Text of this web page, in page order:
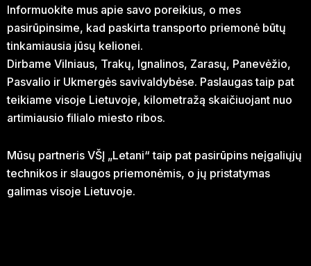
Informuokite mus apie savo poreikius, o mes
pasirūpinsime, kad paskirta transporto priemonė būtų
tinkamiausia jūsų kelionei.
Dirbame Vilniaus, Trakų, Ignalinos, Zarasų, Panevėžio,
Pasvalio ir Ukmergės savivaldybėse. Paslaugas taip pat
teikiame visoje Lietuvoje, kilometražą skaičiuojant nuo
artimiausio filialo miesto ribos.
Mūsų partneris VŠĮ „Letani“ taip pat pasirūpins neįgaliųjų
technikos ir slaugos priemonėmis, o jų pristatymas
galimas visoje Lietuvoje.